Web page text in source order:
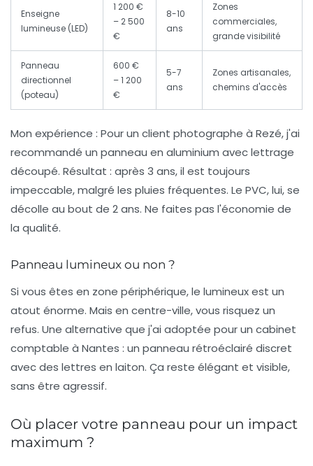
Enseigne
lumineuse (LED)
1 200 €
– 2 500
€
8-10
ans
Zones
commerciales,
grande visibilité
Panneau
directionnel
(poteau)
600 €
– 1 200
€
5-7
ans
Zones artisanales,
chemins d'accès
Mon expérience : Pour un client photographe à Rezé, j'ai
recommandé un panneau en aluminium avec lettrage
découpé. Résultat : après 3 ans, il est toujours
impeccable, malgré les pluies fréquentes. Le PVC, lui, se
décolle au bout de 2 ans. Ne faites pas l'économie de
la qualité.
Panneau lumineux ou non ?
Si vous êtes en zone périphérique, le lumineux est un
atout énorme. Mais en centre-ville, vous risquez un
refus. Une alternative que j'ai adoptée pour un cabinet
comptable à Nantes : un panneau rétroéclairé discret
avec des lettres en laiton. Ça reste élégant et visible,
sans être agressif.
Où placer votre panneau pour un impact
maximum ?